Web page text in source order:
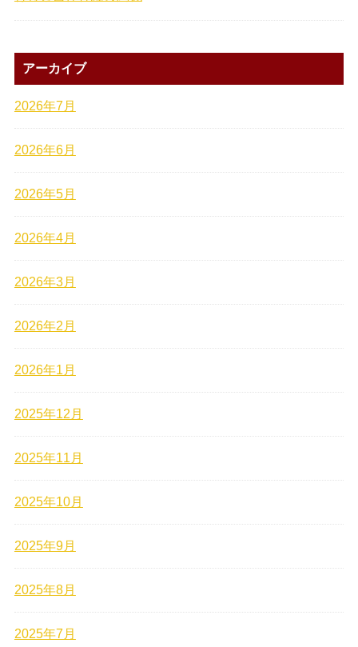
アーカイブ
2026年7月
2026年6月
2026年5月
2026年4月
2026年3月
2026年2月
2026年1月
2025年12月
2025年11月
2025年10月
2025年9月
2025年8月
2025年7月